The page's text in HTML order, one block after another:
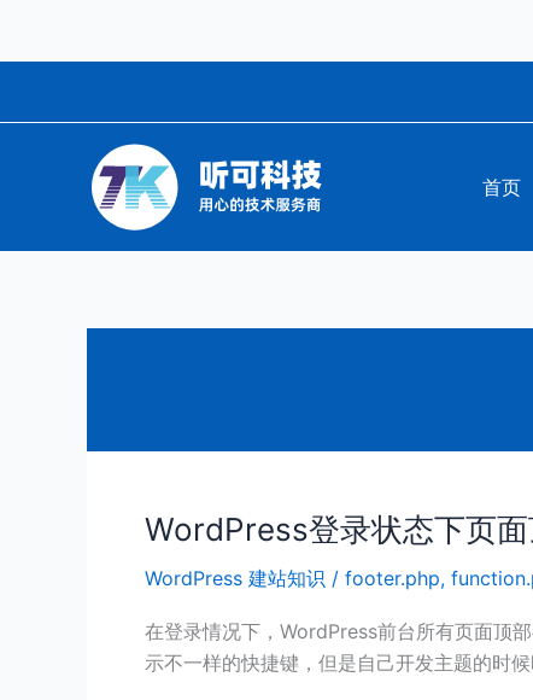
首页
WordPress登录状态下页
WordPress 建站知识 / footer.php,
在登录情况下，WordPress前台所有页面顶
示不一样的快捷键，但是自己开发主题的时
WordPress
录
状
态